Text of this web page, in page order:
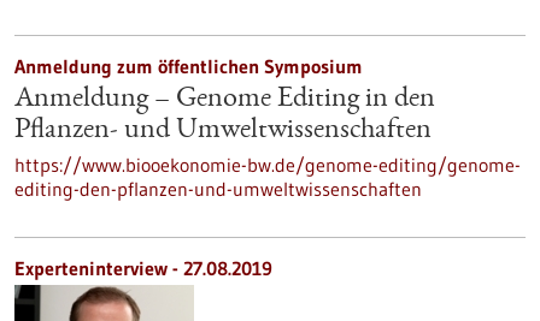
Anmeldung zum öffentlichen Symposium
Anmeldung – Genome Editing in den
Pflanzen- und Umweltwissenschaften
https://www.biooekonomie-bw.de/genome-editing/genome-
editing-den-pflanzen-und-umweltwissenschaften
Experteninterview - 27.08.2019